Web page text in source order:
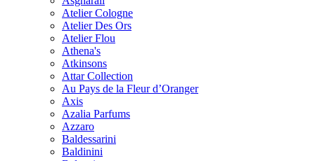
Atelier Cologne
Atelier Des Ors
Atelier Flou
Athena's
Atkinsons
Attar Collection
Au Pays de la Fleur d’Oranger
Axis
Azalia Parfums
Azzaro
Baldessarini
Baldinini